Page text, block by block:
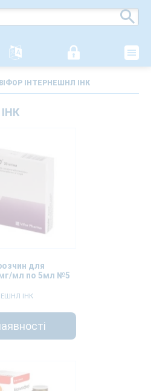
ВІФОР ІНТЕРНЕШНЛ ІНК
для
мл по 5мл №5
ІНК